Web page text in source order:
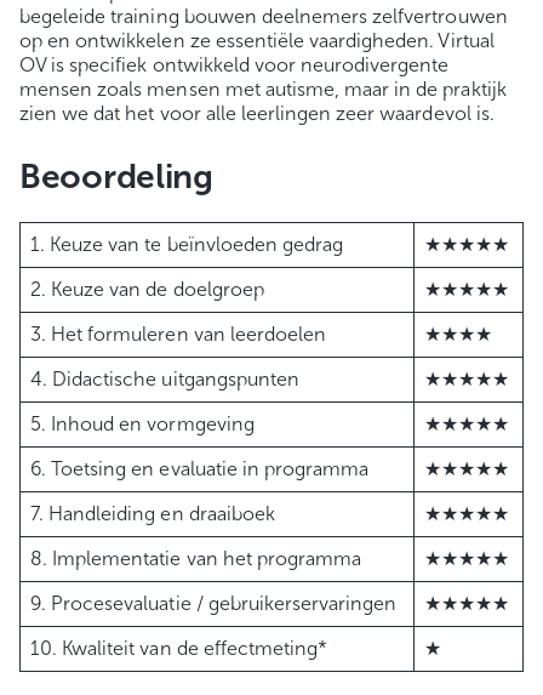
begeleide training bouwen deelnemers zelfvertrouwen
op en ontwikkelen ze essentiële vaardigheden. Virtual
OV is specifiek ontwikkeld voor neurodivergente
mensen zoals mensen met autisme, maar in de praktijk
zien we dat het voor alle leerlingen zeer waardevol is.
Beoordeling
1. Keuze van te beïnvloeden gedrag
★★★★★
2. Keuze van de doelgroep
★★★★★
3. Het formuleren van leerdoelen
★★★★
4. Didactische uitgangspunten
★★★★★
5. Inhoud en vormgeving
★★★★★
6. Toetsing en evaluatie in programma
★★★★★
7. Handleiding en draaiboek
★★★★★
8. Implementatie van het programma
★★★★★
9. Procesevaluatie / gebruikerservaringen
★★★★★
10. Kwaliteit van de effectmeting*
★